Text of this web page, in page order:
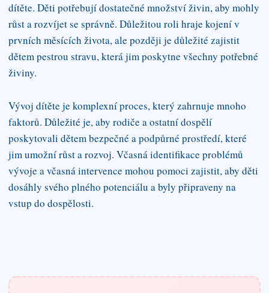
dítěte. Děti potřebují dostatečné množství živin, aby mohly
růst a rozvíjet se správně. Důležitou roli hraje kojení v
prvních měsících života, ale později je důležité zajistit
dětem pestrou stravu, která jim poskytne všechny potřebné
živiny.
Vývoj dítěte je komplexní proces, který zahrnuje mnoho
faktorů. Důležité je, aby rodiče a ostatní dospělí
poskytovali dětem bezpečné a podpůrné prostředí, které
jim umožní růst a rozvoj. Včasná identifikace problémů
vývoje a včasná intervence mohou pomoci zajistit, aby děti
dosáhly svého plného potenciálu a byly připraveny na
vstup do dospělosti.